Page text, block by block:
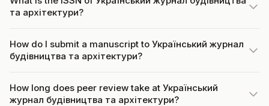
та архітектури?
How do I submit a manuscript to Український журнал
будівництва та архітектури?
How long does peer review take at Український
журнал будівництва та архітектури?